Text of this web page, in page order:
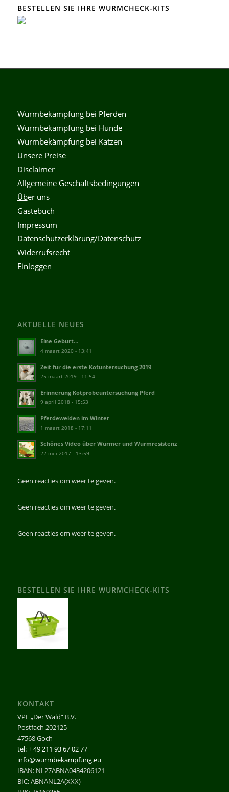
BESTELLEN SIE IHRE WURMCHECK-KITS
Wurmbekämpfung bei Pferden
Wurmbekämpfung bei Hunde
Wurmbekämpfung bei Katzen
Unsere Preise
Disclaimer
Allgemeine Geschäftsbedingungen
Über uns
Gästebuch
Impressum
Datenschutzerklärung/Datenschutz
Widerrufsrecht
Einloggen
AKTUELLE NEUES
Eine Geburt…
4 maart 2020 - 13:41
Zeit für die erste Kotuntersuchung 2019
25 maart 2019 - 11:54
Erinnerung Kotprobeuntersuchung Pferd
9 april 2018 - 15:53
Pferdeweiden im Winter
1 maart 2018 - 17:11
Schönes Video über Würmer und Wurmresistenz
22 mei 2017 - 13:59
Geen reacties om weer te geven.
Geen reacties om weer te geven.
Geen reacties om weer te geven.
BESTELLEN SIE IHRE WURMCHECK-KITS
KONTAKT
VPL „Der Wald“ B.V.
Postfach 202125
47568 Goch
tel: + 49 211 93 67 02 77
info@wurmbekampfung.eu
IBAN: NL27ABNA0434206121
BIC: ABNANL2A(XXX)